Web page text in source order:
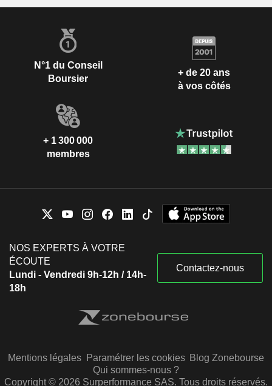
N°1 du Conseil
Boursier
+ de 20 ans
à vos côtés
+ 1 300 000
membres
NOS EXPERTS À VOTRE
ÉCOUTE
Lundi - Vendredi 9h-12h / 14h-
18h
Contactez-nous
Mentions légales Paramétrer les cookies Blog Zonebourse
Qui sommes-nous ?
Copyright © 2026 Surperformance SAS. Tous droits réservés.